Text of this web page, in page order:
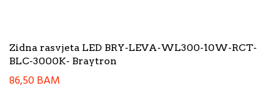
Zidna rasvjeta LED BRY-LEVA-WL300-10W-RCT-
BLC-3000K- Braytron
86,50BAM